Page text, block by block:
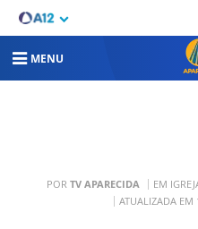
MENU
POR TV APARECIDA EM
ATUALIZADA